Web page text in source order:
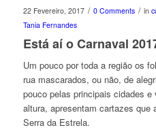
22 Fevereiro, 2017 / 0 Comments / in
Tania Fernandes
Está aí o Carnaval
Um pouco por toda a região os
rua mascarados, ou não, de
pouco pelas principais cidades
altura, apresentam cartazes
Serra da Estrela.